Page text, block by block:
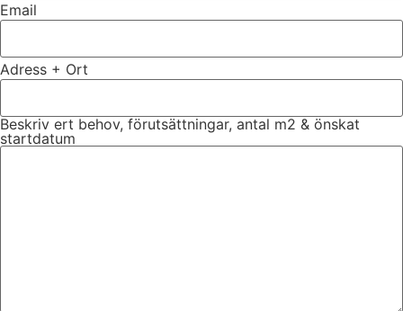
Email
Adress + Ort
Beskriv ert behov, förutsättningar, antal m2 & önskat
startdatum